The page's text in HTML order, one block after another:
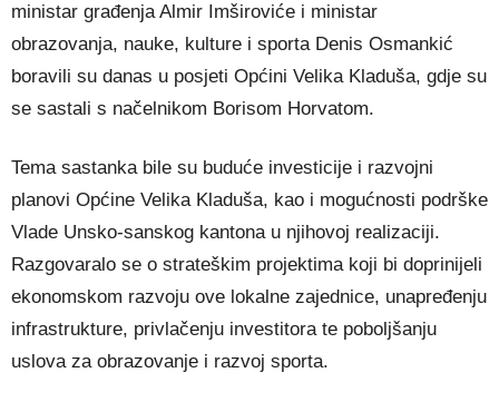
ministar građenja Almir Imširoviće i ministar
obrazovanja, nauke, kulture i sporta Denis Osmankić
boravili su danas u posjeti Općini Velika Kladuša, gdje su
se sastali s načelnikom Borisom Horvatom.
Tema sastanka bile su buduće investicije i razvojni
planovi Općine Velika Kladuša, kao i mogućnosti podrške
Vlade Unsko-sanskog kantona u njihovoj realizaciji.
Razgovaralo se o strateškim projektima koji bi doprinijeli
ekonomskom razvoju ove lokalne zajednice, unapređenju
infrastrukture, privlačenju investitora te poboljšanju
uslova za obrazovanje i razvoj sporta.